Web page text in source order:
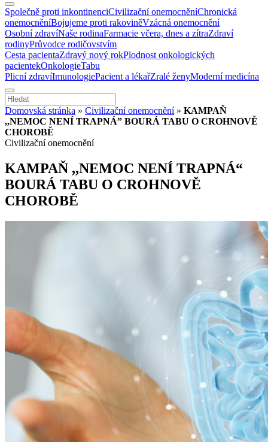
Společně proti inkontinenciCivilizační onemocněníChronická
onemocněníBojujeme proti rakoviněVzácná onemocnění
Osobní zdravíNaše rodinaFarmacie včera, dnes a zítraZdraví
rodinyPrůvodce rodičovstvím
Cesta pacientaZdravý nový rokPlodnost onkologických
pacientekOnkologieTabu
Plicní zdravíImunologiePacient a lékařZralé ženyModerní medicína
Domovská stránka » Civilizační onemocnění» KAMPAŇ
,,NEMOC NENÍ TRAPNÁ” BOURÁ TABU O CROHNOVĚ
CHOROBĚ
Civilizační onemocnění
KAMPAŇ ,,NEMOC NENÍ TRAPNÁ“
BOURÁ TABU O CROHNOVĚ
CHOROBĚ